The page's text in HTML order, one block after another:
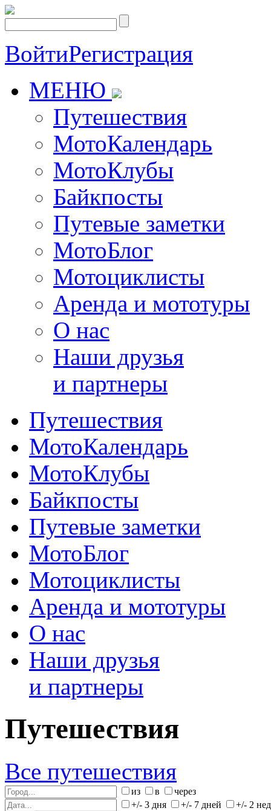
ВойтиРегистрация
МЕНЮ
Путешествия
МотоКалендарь
МотоКлубы
Байкпосты
Путевые заметки
МотоБлог
Мотоциклисты
Аренда и мототуры
О нас
Наши друзья
и партнеры
Путешествия
МотоКалендарь
МотоКлубы
Байкпосты
Путевые заметки
МотоБлог
Мотоциклисты
Аренда и мототуры
О нас
Наши друзья
и партнеры
Путешествия
Все путешествия
из в
через
+/- 3 дня
+/- 7 дней +/- 2